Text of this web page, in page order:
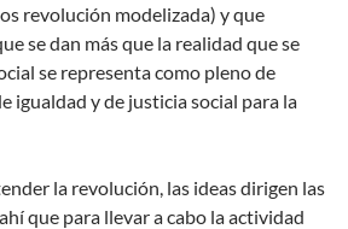
revolución modelizada) y que
se dan más que la realidad que se
se representa como pleno de
igualdad y de justicia social para la
la revolución, las ideas dirigen las
que para llevar a cabo la actividad